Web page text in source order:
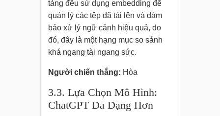
tảng đều sử dụng embedding để
quản lý các tệp đã tải lên và đảm
bảo xử lý ngữ cảnh hiệu quả, do
đó, đây là một hạng mục so sánh
khá ngang tài ngang sức.
Người chiến thắng: Hòa
3.3. Lựa Chọn Mô Hình:
ChatGPT Đa Dạng Hơn